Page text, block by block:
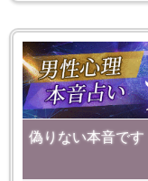
偽りない本音で